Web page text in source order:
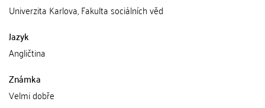
Univerzita Karlova, Fakulta sociálních věd
Jazyk
Angličtina
Známka
Velmi dobře